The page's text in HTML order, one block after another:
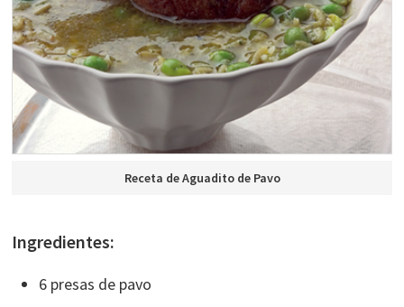
Receta de Aguadito de Pavo
Ingredientes:
6 presas de pavo